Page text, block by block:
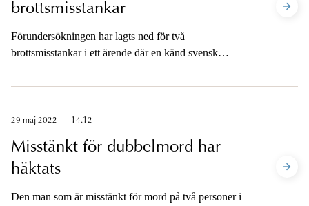
brottsmisstankar
Förundersökningen har lagts ned för två
brottsmisstankar i ett ärende där en känd svensk
29 maj 2022 14.12
Misstänkt för dubbelmord har
häktats
Den man som är misstänkt för mord på två personer i